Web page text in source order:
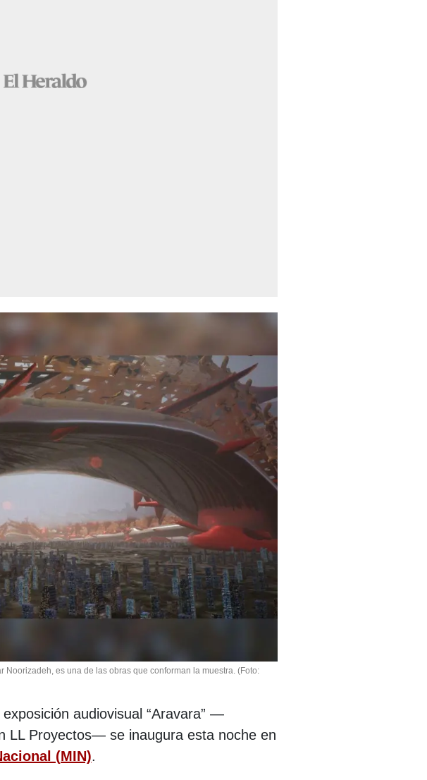
es una de las obras que conforman la muestra. (Foto:
audiovisual “Aravara” —
LL Proyectos— se inaugura esta noche en
(MIN).